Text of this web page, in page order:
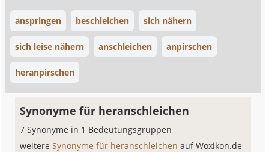
anspringen beschleichen sich nähern
sich leise nähern anschleichen anpirschen
heranpirschen
Synonyme für heranschleichen
7 Synonyme in 1 Bedeutungsgruppen
weitereSynonyme für heranschleichenauf Woxikon.de